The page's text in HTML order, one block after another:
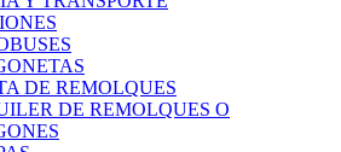
DE REMOLQUES
DE REMOLQUES O